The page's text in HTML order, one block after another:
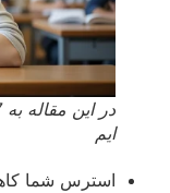
در
استرس شما کاهش